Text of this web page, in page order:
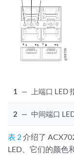
1 — 上端口 LED
2 — 中间端口
表 2介绍了
LED、它们的颜色